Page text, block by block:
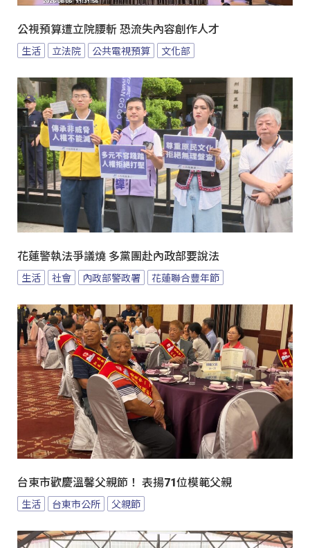
公視預算遭立院腰斬 恐流失內容創作人才
生活 立法院 公共電視預算 文化部
花蓮警執法爭議燒 多黨團赴內政部要說法
生活 社會 內政部警政署 花蓮聯合豐年節
台東市歡慶溫馨父親節！ 表揚71位模範父親
生活 台東市公所 父親節